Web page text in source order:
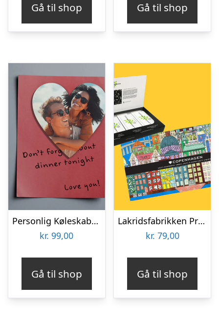
Gå til shop Gå til shop
Personlig Køleskabsmagnet med Foto – Hjerte
kr. 99,00
Gå til shop
Lakridsfabrikken Premiumlakrids – Copenhagen
kr. 79,00
Gå til shop